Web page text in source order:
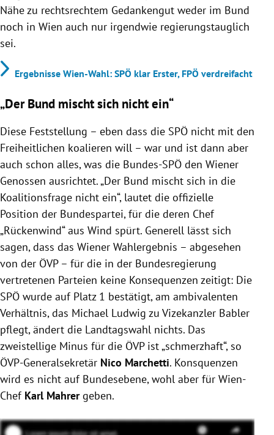
Nähe zu rechtsrechtem Gedankengut weder im Bund
noch in Wien auch nur irgendwie regierungstauglich
sei.
Ergebnisse Wien-Wahl: SPÖ klar Erster, FPÖ verdreifacht
„Der Bund mischt sich nicht ein“
Diese Feststellung – eben dass die SPÖ nicht mit den
Freiheitlichen koalieren will – war und ist dann aber
auch schon alles, was die Bundes-SPÖ den Wiener
Genossen ausrichtet. „Der Bund mischt sich in die
Koalitionsfrage nicht ein“, lautet die offizielle
Position der Bundespartei, für die deren Chef
„Rückenwind“ aus Wind spürt. Generell lässt sich
sagen, dass das Wiener Wahlergebnis – abgesehen
von der ÖVP – für die in der Bundesregierung
vertretenen Parteien keine Konsequenzen zeitigt: Die
SPÖ wurde auf Platz 1 bestätigt, am ambivalenten
Verhältnis, das Michael Ludwig zu Vizekanzler Babler
pflegt, ändert die Landtagswahl nichts. Das
zweistellige Minus für die ÖVP ist „schmerzhaft“, so
ÖVP-Generalsekretär Nico Marchetti. Konsquenzen
wird es nicht auf Bundesebene, wohl aber für Wien-
Chef Karl Mahrergeben.